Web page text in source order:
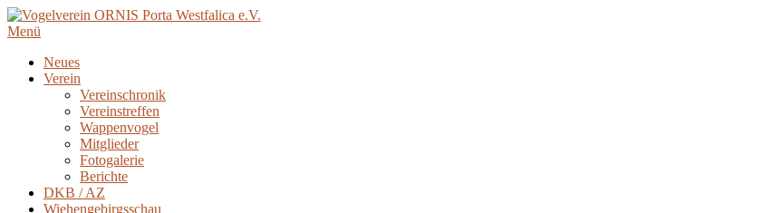
Menü
Neues
Verein
Vereinschronik
Vereinstreffen
Wappenvogel
Mitglieder
Fotogalerie
Berichte
DKB / AZ
Wiehengebirgsschau